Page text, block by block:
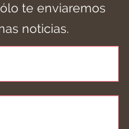
te enviaremos
noticias.